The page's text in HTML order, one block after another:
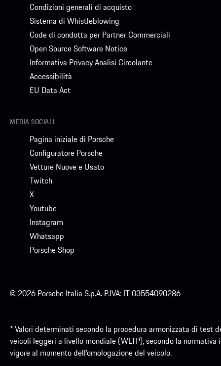
Condizioni generali di acquisto
Sistema di Whistleblowing
Code di condotta per Partner Commerciali
Open Source Software Notice
Informativa Privacy Analisi Circolante
Accessibilità
EU Data Act
MEDIA SOCIALI
Pagina iniziale di Porsche
Configuratore Porsche
Vetture Nuove e Usato
Twitch
X
Youtube
Instagram
Whatsapp
Porsche Shop
© 2026 Porsche Italia S.p.A. P.IVA: IT 03554090286
*​ Valori determinati secondo la procedura armonizzata di test
veicoli leggeri a livello mondiale (WLTP), secondo la normativa
vigore al momento dell’omologazione del veicolo.